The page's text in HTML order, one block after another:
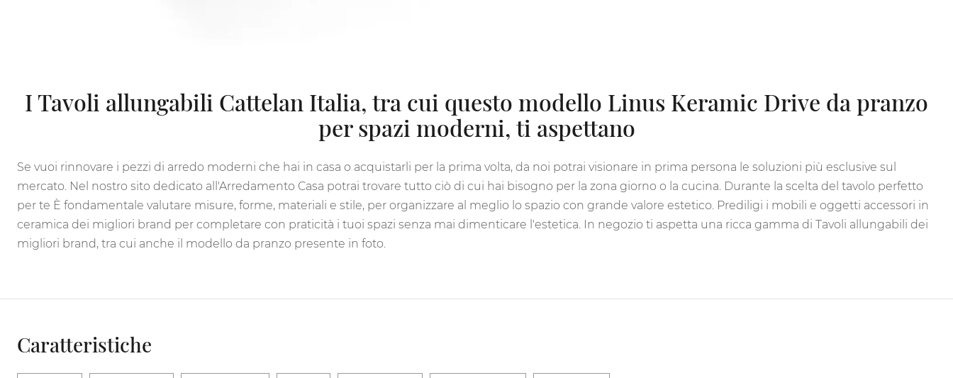
I Tavoli allungabili Cattelan Italia, tra cui questo modello Linus Keramic Drive da pranzo
per spazi moderni, ti aspettano
Se vuoi rinnovare i pezzi di arredo moderni che hai in casa o acquistarli per la prima volta, da noi potrai visionare in prima persona le soluzioni più esclusive sul
mercato. Nel nostro sito dedicato all'Arredamento Casa potrai trovare tutto ciò di cui hai bisogno per la zona giorno o la cucina. Durante la scelta del tavolo perfetto
per te È fondamentale valutare misure, forme, materiali e stile, per organizzare al meglio lo spazio con grande valore estetico. Prediligi i mobili e oggetti accessori in
ceramica dei migliori brand per completare con praticità i tuoi spazi senza mai dimenticare l'estetica. In negozio ti aspetta una ricca gamma di Tavoli allungabili dei
migliori brand, tra cui anche il modello da pranzo presente in foto.
Caratteristiche